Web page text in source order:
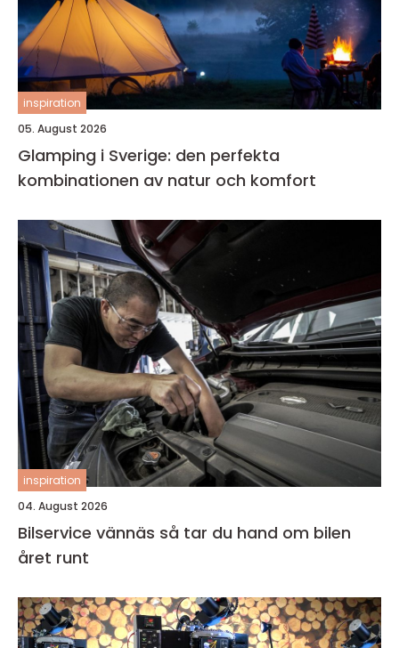
inspiration
05. August 2026
Glamping i Sverige: den perfekta
kombinationen av natur och komfort
inspiration
04. August 2026
Bilservice vännäs så tar du hand om bilen
året runt